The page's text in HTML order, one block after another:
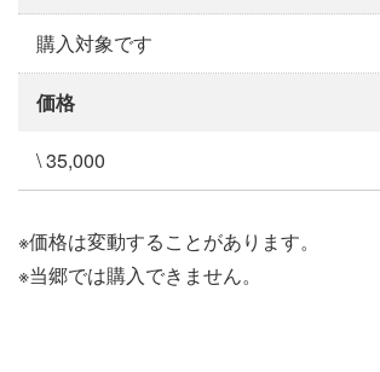
購入対象です
価格
\ 35,000
※価格は変動することがあります。
※当郷では購入できません。